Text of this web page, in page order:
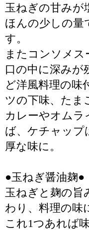
玉ねぎの甘みが
ほんの少しの量
す。
またコンソメ
口の中に深みが
ど洋風料理の味
ツの下味、たま
カレーやオムラ
ば、ケチャップ
厚な味に。
●玉ねぎ醤油麹●
玉ねぎと麹の旨
わり、料理の味
これ1つあれば